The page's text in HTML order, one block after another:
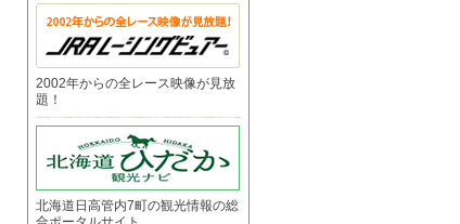
2002年からの全レース映像が見放
題！
北海道日高管内7町の観光情報の総